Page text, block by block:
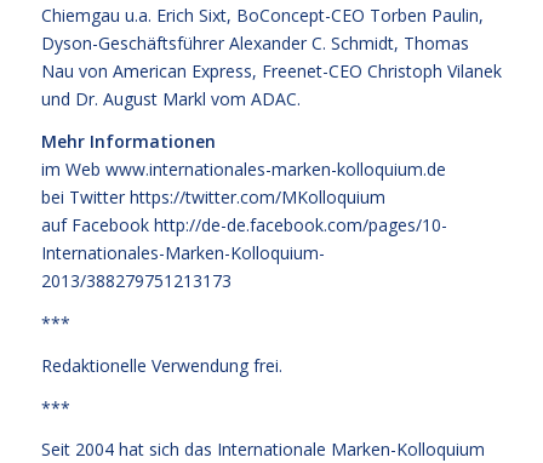
Chiemgau u.a. Erich Sixt, BoConcept-CEO Torben Paulin,
Dyson-Geschäftsführer Alexander C. Schmidt, Thomas
Nau von American Express, Freenet-CEO Christoph Vilanek
und Dr. August Markl vom ADAC.
Mehr Informationen
im Web www.internationales-marken-kolloquium.de
bei Twitter https://twitter.com/MKolloquium
auf Facebook http://de-de.facebook.com/pages/10-
Internationales-Marken-Kolloquium-
2013/388279751213173
***
Redaktionelle Verwendung frei.
***
Seit 2004 hat sich das Internationale Marken-Kolloquium